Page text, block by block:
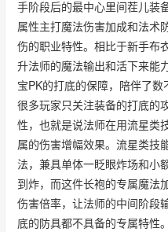
手阶段后的最中心里间茬儿装
属性主打魔法伤害加成和法术
伤的职业特性。相比于新手布
升法师的魔法输出和活下来能
宝PK的打底的保障，陪伴了数
很多玩家只关注装备的打底的
性，也就是说法师在用流星类
属的伤害增幅效果。流星类技
法，兼具单体一眨眼炸场和小
到炸，而这件长袍的专属魔法
伤害倍率，让法师的中间阶段
底的防具都不具备的专属特性。